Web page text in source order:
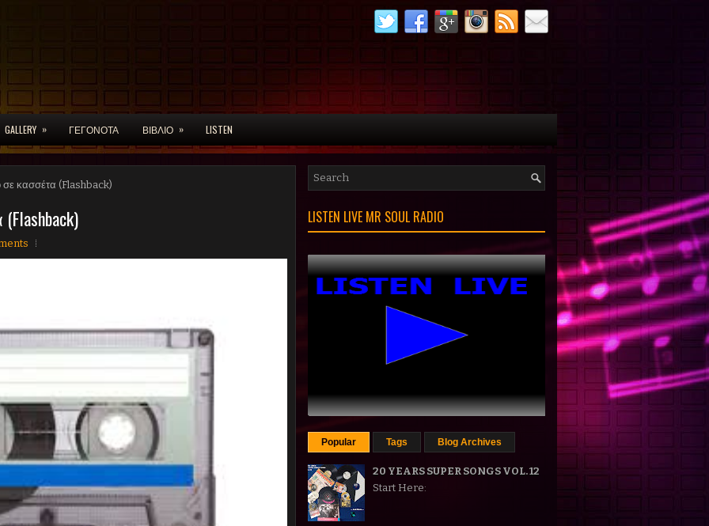
GALLERY » ΓΕΓΟΝΟΤΑ ΒΙΒΛΙΟ » LISTEN
σε κασσέτα (Flashback)
LISTEN LIVE MR SOUL RADIO
Popular Tags Blog Archives
20 YEARS SUPER SONGS VOL. 12
Start Here: